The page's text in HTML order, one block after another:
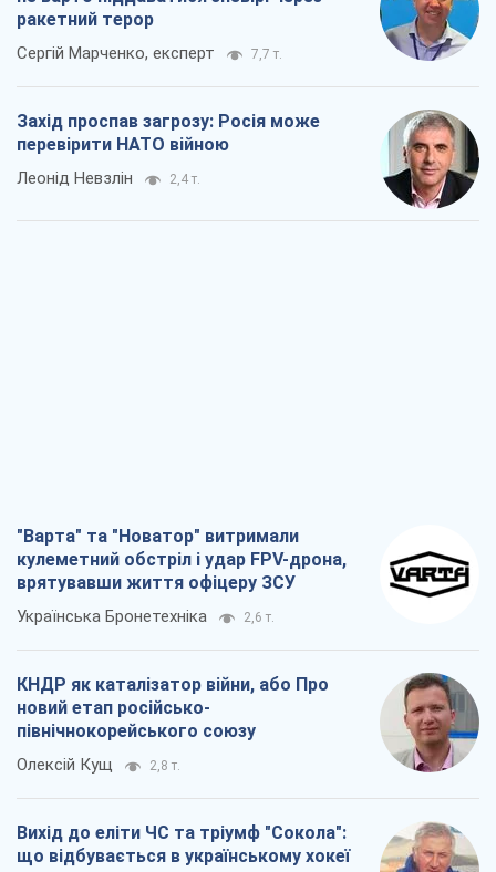
ракетний терор
Сергій Марченко, експерт 7,7 т.
Захід проспав загрозу: Росія може
перевірити НАТО війною
Леонід Невзлін 2,4 т.
"Варта" та "Новатор" витримали
кулеметний обстріл і удар FPV-дрона,
врятувавши життя офіцеру ЗСУ
Українська Бронетехніка 2,6 т.
КНДР як каталізатор війни, або Про
новий етап російсько-
північнокорейського союзу
Олексій Кущ 2,8 т.
Вихід до еліти ЧС та тріумф "Сокола":
що відбувається в українському хокеї